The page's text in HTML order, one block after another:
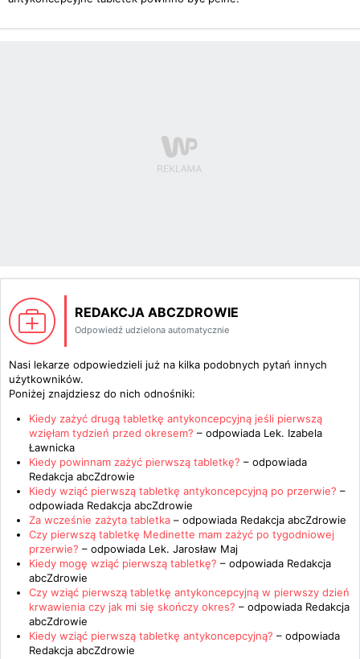
REDAKCJA ABCZDROWIE
Odpowiedź udzielona automatycznie
Nasi lekarze odpowiedzieli już na kilka podobnych pytań innych
użytkowników.
Poniżej znajdziesz do nich odnośniki:
Kiedy zażyć drugą tabletkę antykoncepcyjną jeśli pierwszą
wzięłam tydzień przed okresem? – odpowiada Lek. Izabela
Ławnicka
Kiedy powinnam zażyć pierwszą tabletkę? – odpowiada
Redakcja abcZdrowie
Kiedy wziąć pierwszą tabletkę antykoncepcyjną po przerwie? –
odpowiada Redakcja abcZdrowie
Za wcześnie zażyta tabletka – odpowiada Redakcja abcZdrowie
Czy pierwszą tabletkę Medinette mam zażyć po tygodniowej
przerwie? – odpowiada Lek. Jarosław Maj
Kiedy mogę wziąć pierwszą tabletkę? – odpowiada Redakcja
abcZdrowie
Czy wziąć pierwszą tabletkę antykoncepcyjną w pierwszy dzień
krwawienia czy jak mi się skończy okres? – odpowiada Redakcja
abcZdrowie
Kiedy wziąć pierwszą tabletkę antykoncepcyjną? – odpowiada
Redakcja abcZdrowie